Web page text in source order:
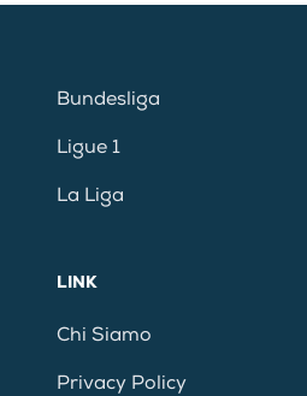
Bundesliga
Ligue 1
La Liga
LINK
Chi Siamo
Privacy Policy